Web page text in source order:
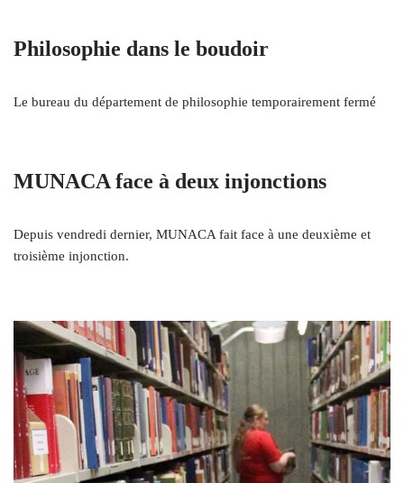
Philosophie dans le boudoir
Le bureau du département de philosophie temporairement fermé
MUNACA face à deux injonctions
Depuis vendredi dernier, MUNACA fait face à une deuxième et
troisième injonction.